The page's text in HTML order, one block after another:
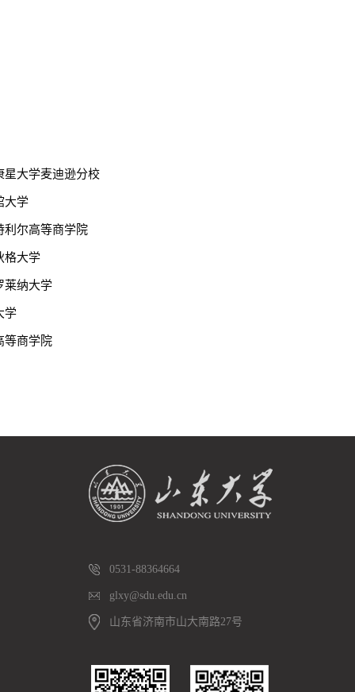
星大学麦迪逊分校
大学
利尔高等商学院
格大学
莱纳大学
学
等商学院
0531-88364664
glxy@sdu.edu.cn
山东省济南市山大南路27号